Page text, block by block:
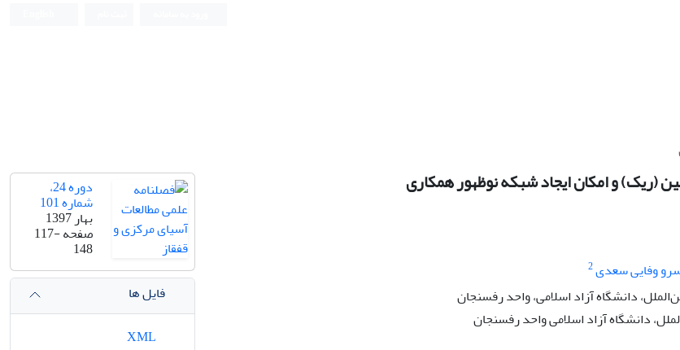
و امکان ایجاد شبکه نوظهور همکاری
وفایی سعدی2
دانشگاه آزاد اسلامی، واحد رفسنجان
دانشگاه آزاد اسلامی واحد رفسنجان
دوره 24،
شماره 101
بهار 1397
صفحه117-
148
فایل ها